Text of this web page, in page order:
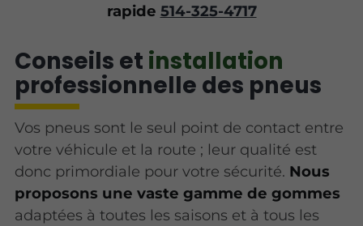
rapide 514-325-4717
Conseils et installation
professionnelle des pneus
Vos pneus sont le seul point de contact entre
votre véhicule et la route ; leur qualité est
donc primordiale pour votre sécurité. Nous
proposons une vaste gamme de gommes
adaptées à toutes les saisons et à tous les